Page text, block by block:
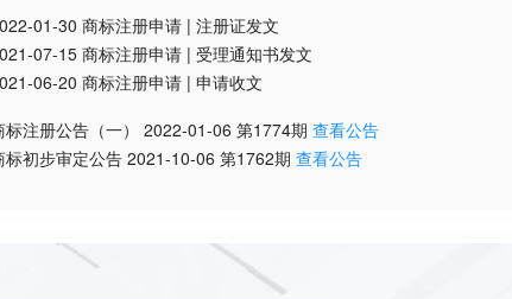
01-30 商标注册申请 | 注册证发文
07-15 商标注册申请 | 受理通知书发文
06-20 商标注册申请 | 申请收文
标注册公告（一） 2022-01-06 第1774期 查看公告
标初步审定公告 2021-10-06 第1762期 查看公告